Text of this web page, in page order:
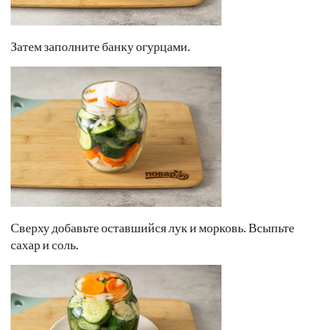
Затем заполните банку огурцами.
Сверху добавьте оставшийся лук и морковь. Всыпьте
сахар и соль.